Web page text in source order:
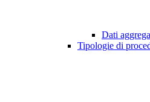
Dati
Tipologie di